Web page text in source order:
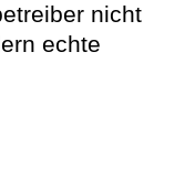
nicht
echte